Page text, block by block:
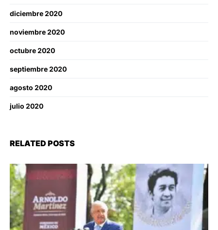
diciembre 2020
noviembre 2020
octubre 2020
septiembre 2020
agosto 2020
julio 2020
RELATED POSTS